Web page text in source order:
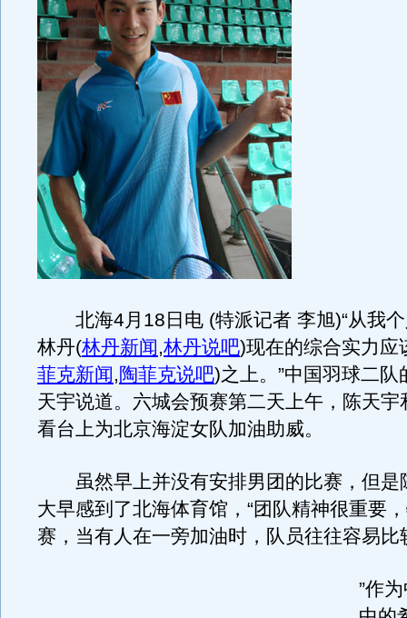
北海4月18日电 (特派记者 李旭)“从我个
林丹(林丹新闻,林丹说吧)现在的综合实力应
菲克新闻,陶菲克说吧)之上。”中国羽球二
天宇说道。六城会预赛第二天上午，陈天宇
看台上为北京海淀女队加油助威。
虽然早上并没有安排男团的比赛，但是
大早感到了北海体育馆，“团队精神很重要
赛，当有人在一旁加油时，队员往往容易比
”作